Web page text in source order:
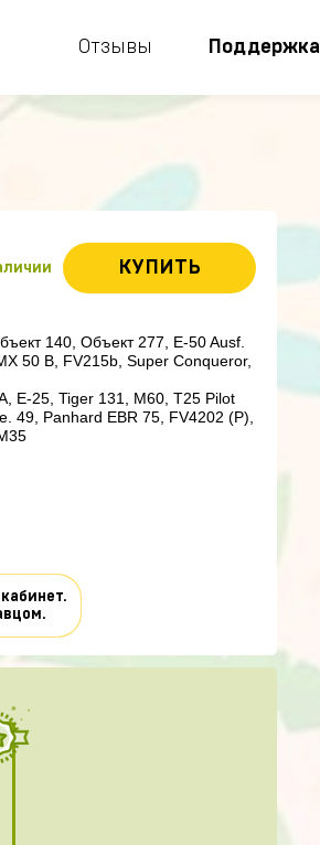
Отзывы Поддержка
КУПИТЬ
140, Объект 277, E-50 Ausf.
50 B, FV215b, Super Conqueror,
E-25, Tiger 131, M60, T25 Pilot
49, Panhard EBR 75, FV4202 (P),